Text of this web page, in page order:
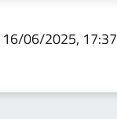
16/06/2025, 17:37